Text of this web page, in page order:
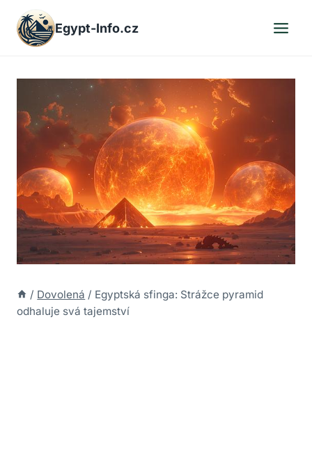
Přeskočit
obsah
Egypt-Info.cz
/ Dovolená / Egyptská sfinga: Strážce pyramid
odhaluje svá tajemství